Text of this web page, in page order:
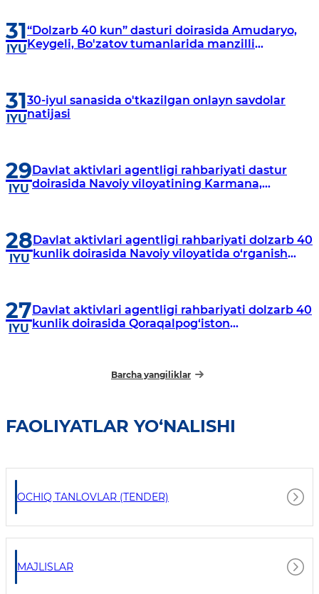
31
IYU
“Dolzarb 40 kun” dasturi doirasida Amudaryo,
Keygeli, Bo'zatov tumanlarida manzilli
31
IYU
30-iyul sanasida o'tkazilgan onlayn savdolar
natijasi
29
IYU
Davlat aktivlari agentligi rahbariyati dastur
doirasida Navoiy viloyatining Karmana,
28
IYU
Davlat aktivlari agentligi rahbariyati dolzarb 40
kunlik doirasida Navoiy viloyatida o‘rganish
27
IYU
Davlat aktivlari agentligi rahbariyati dolzarb 40
kunlik doirasida Qoraqalpog‘iston
Barcha yangiliklar
FAOLIYATLAR YO‘NALISHI
OCHIQ TANLOVLAR (TENDER)
MAJLISLAR